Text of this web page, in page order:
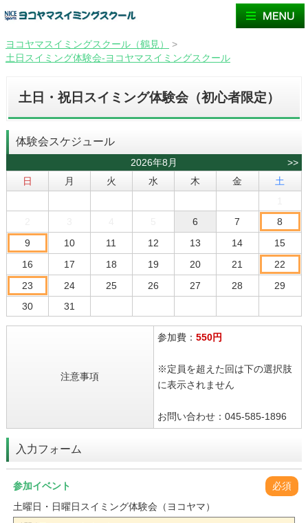
ヨコヤマスイミングスクール（鶴見）
>
土日スイミング体験会-ヨコヤマスイミングスクール
土日・祝日スイミング体験会（初心者限定）
体験会スケジュール
2026年8月
>>
日
月 火 水 木 金
土
6 7
8
9
10 11 12 13 14
15
16
17 18 19 20 21
22
23
24 25 26 27 28
29
30
31
注意事項
参加費： 550円
※定員を超えた回は下の選択肢
に表示されません
お問い合わせ：045-585-1896
入力フォーム
参加イベント
必須
土曜日・日曜日スイミング体験会（ヨコヤマ）